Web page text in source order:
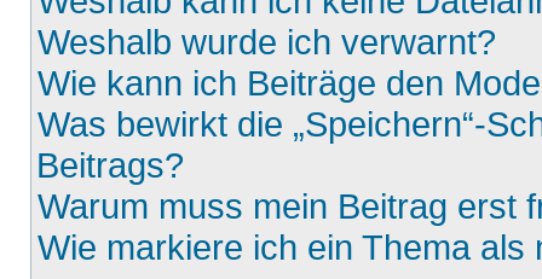
Weshalb wurde ich verwarnt?
Wie kann ich Beiträge den
Was bewirkt die „Speichern“-
Beitrags?
Warum muss mein Beitrag erst
Wie markiere ich ein Thema als